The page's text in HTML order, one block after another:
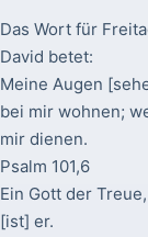
Das Wort für
David betet:
Meine Augen
bei mir wohnen;
mir dienen.
Psalm 101,6
Ein Gott der
[ist] er.